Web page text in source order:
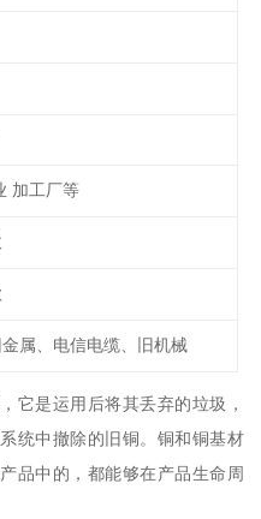
加工厂等
属、电信电缆、旧机械
它是运用后将其丢弃的垃圾，
统中撤除的旧铜。铜和铜基材
品中的，都能够在产品生命周